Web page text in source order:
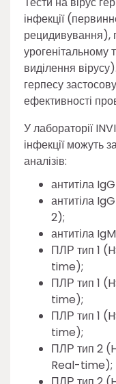
інфекції
рецидивування),
урогенітальному
виділення
герпесу
ефективності
У лабораторії
інфекції можуть
аналізів:
антитіла
антитіла
2);
антитіла
ПЛР тип 1
time);
ПЛР тип 1
time);
ПЛР тип 1
time);
ПЛР тип 2
Real-time);